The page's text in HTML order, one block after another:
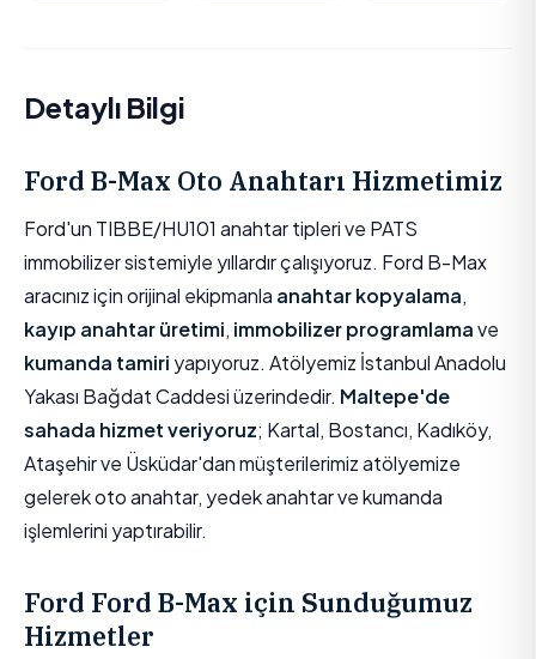
Detaylı Bilgi
Ford B-Max Oto Anahtarı Hizmetimiz
Ford'un TIBBE/HU101 anahtar tipleri ve PATS
immobilizer sistemiyle yıllardır çalışıyoruz. Ford B-Max
aracınız için orijinal ekipmanla anahtar kopyalama,
kayıp anahtar üretimi, immobilizer programlamave
kumanda tamiri yapıyoruz. Atölyemiz İstanbul Anadolu
Yakası Bağdat Caddesi üzerindedir. Maltepe'de
sahada hizmet veriyoruz; Kartal, Bostancı, Kadıköy,
Ataşehir ve Üsküdar'dan müşterilerimiz atölyemize
gelerek oto anahtar, yedek anahtar ve kumanda
işlemlerini yaptırabilir.
Ford Ford B-Max için Sunduğumuz
Hizmetler